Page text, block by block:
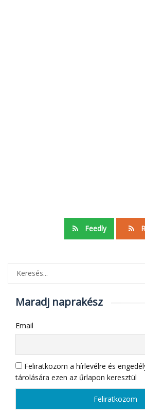
Feedly
Maradj naprakész
Email
Feliratkozom a hírlevélre és
tárolására ezen az űrlapon keresztül